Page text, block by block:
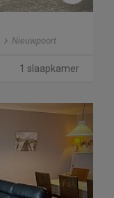
Nieuwpoort
1 slaapkamer
Next